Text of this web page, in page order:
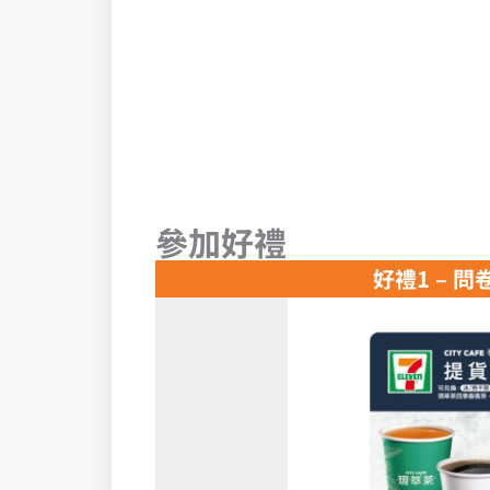
參加好禮
好禮1 – 問